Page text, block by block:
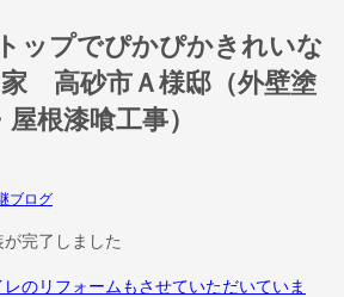
ップでぴかぴかきれいな
高砂市Ａ様邸（外壁塗
屋根漆喰工事）
ブログ
完了しました
のリフォームもさせていただいていま